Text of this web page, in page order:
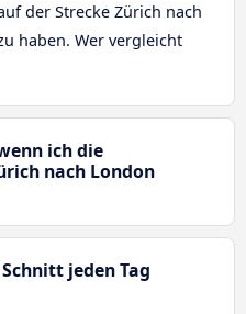
der Strecke Zürich nach
haben. Wer vergleicht
ich die
nach London
jeden Tag